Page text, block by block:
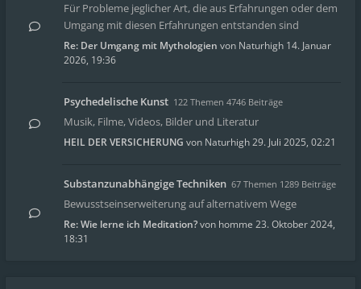
Für Probleme jeglicher Art, die aus Erfahrungen oder dem
Umgang mit diesen Erfahrungen entstanden sind
Re: Der Umgang mit Mythologien von Naturhigh 14. Januar
2026, 19:36
Psychedelische Kunst 122 Themen 4746 Beiträge
Musik, Filme, Videos, Bilder und Literatur
HEIL DER VERSICHERUNG von Naturhigh29. Juli 2025, 02:21
Substanzunabhängige Techniken 67 Themen 1289 Beiträge
Bewusstseinserweiterung auf alternativem Wege
Re: Wie lerne ich Meditation?von homme 23. Oktober 2024,
18:31